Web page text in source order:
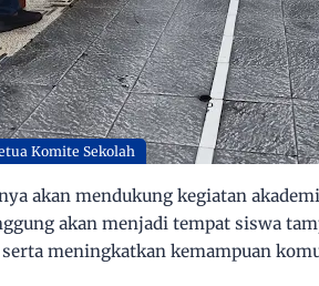
Komite Sekolah
akan mendukung kegiatan
akan menjadi tempat siswa
meningkatkan kemampuan